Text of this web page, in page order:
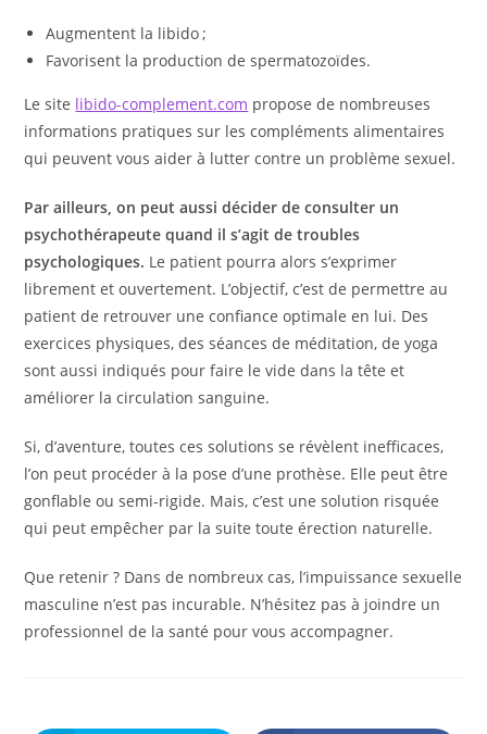
Augmentent la libido ;
Favorisent la production de spermatozoïdes.
Le site libido-complement.com propose de nombreuses
informations pratiques sur les compléments alimentaires
qui peuvent vous aider à lutter contre un problème sexuel.
Par ailleurs, on peut aussi décider de consulter un
psychothérapeute quand il s’agit de troubles
psychologiques. Le patient pourra alors s’exprimer
librement et ouvertement. L’objectif, c’est de permettre au
patient de retrouver une confiance optimale en lui. Des
exercices physiques, des séances de méditation, de yoga
sont aussi indiqués pour faire le vide dans la tête et
améliorer la circulation sanguine.
Si, d’aventure, toutes ces solutions se révèlent inefficaces,
l’on peut procéder à la pose d’une prothèse. Elle peut être
gonflable ou semi-rigide. Mais, c’est une solution risquée
qui peut empêcher par la suite toute érection naturelle.
Que retenir ? Dans de nombreux cas, l’impuissance sexuelle
masculine n’est pas incurable. N’hésitez pas à joindre un
professionnel de la santé pour vous accompagner.